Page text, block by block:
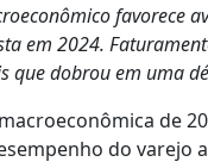
favorece
em 2024.
que dobrou em uma
de
do varejo